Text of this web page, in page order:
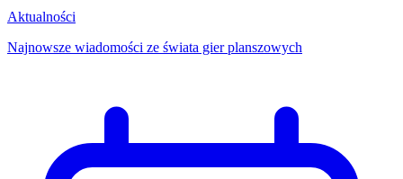
Aktualności
Najnowsze wiadomości ze świata gier planszowych